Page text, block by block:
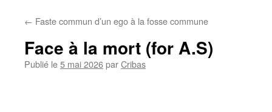
← Faste commun d’un ego à la fosse commune
Face à la mort (for A.S)
Publié le5 mai 2026parCribas